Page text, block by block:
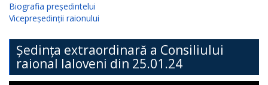
Biografia președintelui
Vicepreședinții raionului
Ședința extraordinară a Consiliului
raional Ialoveni din 25.01.24